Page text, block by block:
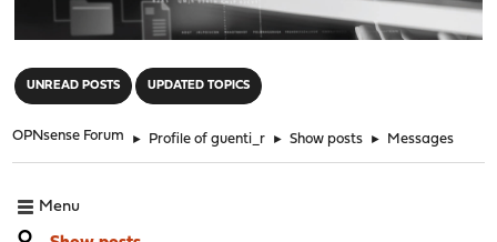
UNREAD POSTS UPDATED TOPICS
OPNsense Forum ► Profile of guenti_r ► Show posts ► Messages
Menu